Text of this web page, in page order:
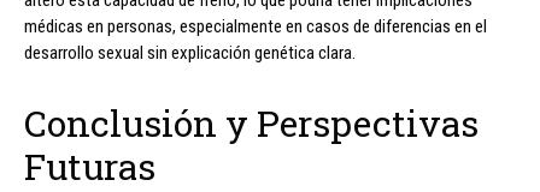
médicas en personas, especialmente en casos de diferencias en el
desarrollo sexual sin explicación genética clara.
Conclusión y Perspectivas
Futuras